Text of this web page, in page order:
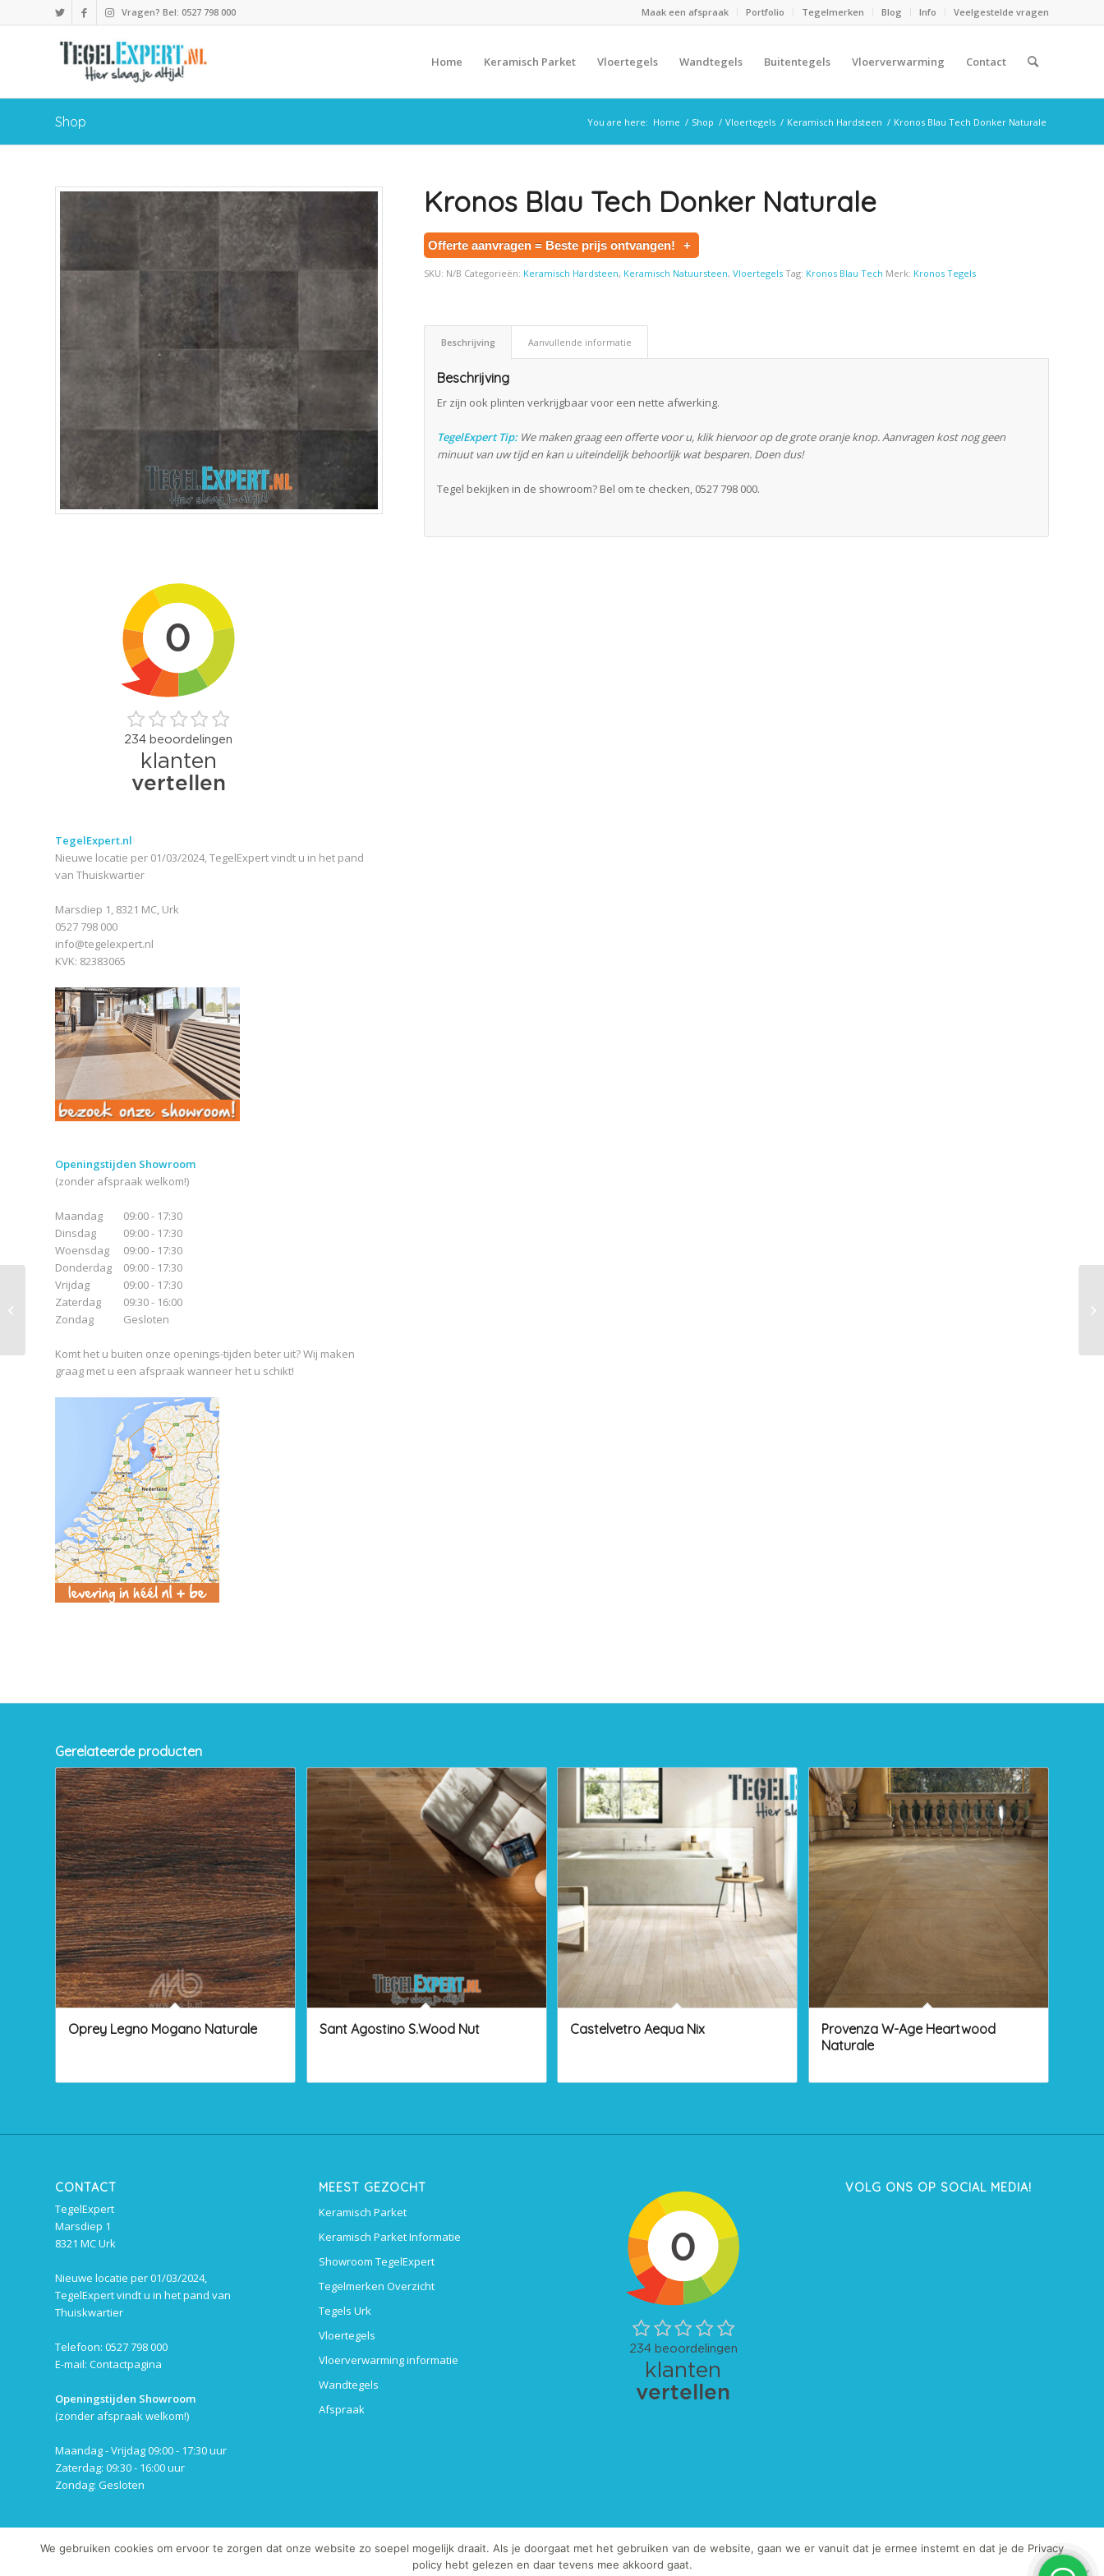
Maak een afspraak Portfolio Tegelmerken Blog Info Veelgestelde vragen
Vragen? Bel: 0527 798 000
Home Keramisch Parket Vloertegels Wandtegels Buitentegels Vloerverwarming Contact
Shop You are here: Home / Shop / Vloertegels / Keramisch Hardsteen / Kronos Blau Tech Donker Naturale
TegelExpert.nl
Nieuwe locatie per 01/03/2024, TegelExpert vindt u in het pand
van Thuiskwartier
Marsdiep 1, 8321 MC, Urk
0527 798 000
info@tegelexpert.nl
KVK: 82383065
Openingstijden Showroom
(zonder afspraak welkom!)
Maandag
Dinsdag
Woensdag
Donderdag
Vrijdag
Zaterdag
Zondag
09:00 - 17:30
09:00 - 17:30
09:00 - 17:30
09:00 - 17:30
09:00 - 17:30
09:30 - 16:00
Gesloten
Komt het u buiten onze openings-tijden beter uit? Wij maken
graag met u een afspraak wanneer het u schikt!
Kronos Blau Tech Donker Naturale
Offerte aanvragen = Beste prijs ontvangen! +
SKU: N/B Categorieën: Keramisch Hardsteen, Keramisch Natuursteen,Vloertegels Tag: Kronos Blau Tech Merk: Kronos Tegels
Beschrijving Aanvullende informatie
Beschrijving
Er zijn ook plinten verkrijgbaar voor een nette afwerking.
TegelExpert Tip:We maken graag een offerte voor u, klik hiervoor op de grote oranje knop. Aanvragen kost nog geen
minuut van uw tijd en kan u uiteindelijk behoorlijk wat besparen. Doen dus!
Tegel bekijken in de showroom? Bel om te checken, 0527 798 000.
Gerelateerde producten
Oprey Legno Mogano Naturale Sant Agostino S.Wood Nut Castelvetro Aequa Nix
Provenza W-Age Heartwood
Naturale
CONTACT
TegelExpert
Marsdiep 1
8321 MC Urk
Nieuwe locatie per 01/03/2024,
TegelExpert vindt u in het pand van
Thuiskwartier
Telefoon: 0527 798 000
E-mail: Contactpagina
Openingstijden Showroom
(zonder afspraak welkom!)
Maandag - Vrijdag 09:00 - 17:30 uur
Zaterdag: 09:30 - 16:00 uur
Zondag: Gesloten
MEEST GEZOCHT
Keramisch Parket
Keramisch Parket Informatie
Showroom TegelExpert
Tegelmerken Overzicht
Tegels Urk
Vloertegels
Vloerverwarming informatie
Wandtegels
Afspraak
VOLG ONS OP SOCIAL MEDIA!
© Copyright 2013-2019 - TegelExpert.nl | Het kopiëren van onze foto's en / of teksten is strafbaar.
Kronos Blau Tech
Donker Naturale
We gebruiken cookies om ervoor te zorgen dat onze website zo soepel mogelijk draait. Als je doorgaat met het gebruiken van de website, gaan we er vanuit dat je ermee instemt en dat je de Privacy
policy hebt gelezen en daar tevens mee akkoord gaat.